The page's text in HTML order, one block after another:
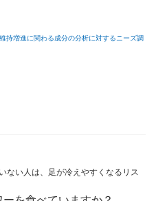
持増進に関わる成分の分析に対するニーズ調
ない人は、足が冷えやすくなるリス